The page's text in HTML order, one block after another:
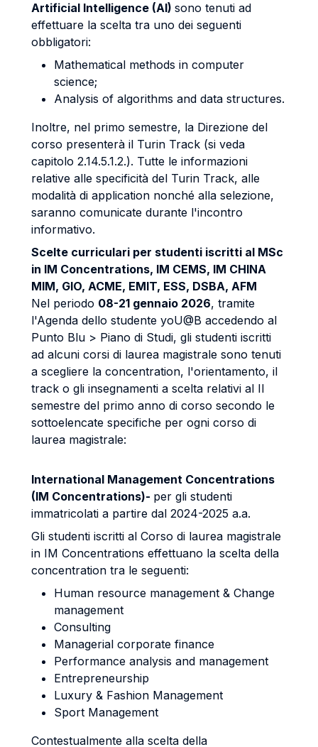
Artificial Intelligence (AI) sono tenuti ad
effettuare la scelta tra uno dei seguenti
obbligatori:
Mathematical methods in computer
science;
Analysis of algorithms and data structures.
Inoltre, nel primo semestre, la Direzione del
corso presenterà il Turin Track (si veda
capitolo 2.14.5.1.2.). Tutte le informazioni
relative alle specificità del Turin Track, alle
modalità di application nonché alla selezione,
saranno comunicate durante l'incontro
informativo.
Scelte curriculari per studenti iscritti al MSc
in IM Concentrations, IM CEMS, IM CHINA
MIM, GIO, ACME, EMIT, ESS, DSBA, AFM
Nel periodo 08-21 gennaio 2026, tramite
l'Agenda dello studente yoU@B accedendo al
Punto Blu > Piano di Studi, gli studenti iscritti
ad alcuni corsi di laurea magistrale sono tenuti
a scegliere la concentration, l'orientamento, il
track o gli insegnamenti a scelta relativi al II
semestre del primo anno di corso secondo le
sottoelencate specifiche per ogni corso di
laurea magistrale:
International Management Concentrations
(IM Concentrations)- per gli studenti
immatricolati a partire dal 2024-2025 a.a.
Gli studenti iscritti al Corso di laurea magistrale
in IM Concentrations effettuano la scelta della
concentration tra le seguenti:
Human resource management & Change
management
Consulting
Managerial corporate finance
Performance analysis and management
Entrepreneurship
Luxury & Fashion Management
Sport Management
Contestualmente alla scelta della